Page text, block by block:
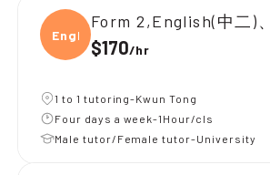
Engli
Form 2,English(中二)
$170/hr
1 to 1 tutoring-Kwun Tong
Four days a week-1Hour/cls
Male tutor/Female tutor-University